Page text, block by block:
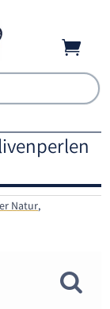

Natur,